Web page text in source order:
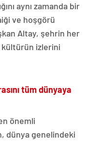
aynı zamanda bir
ve hoşgörü
Altay, şehrin her
kültürün izlerini
tüm dünyaya
önemli
dünya genelindeki